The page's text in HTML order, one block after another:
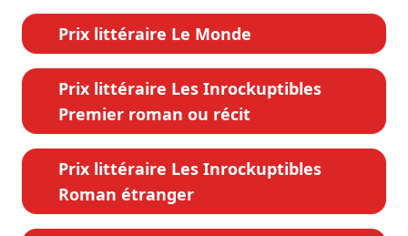
Prix littéraire Le Monde
Prix littéraire Les Inrockuptibles
Premier roman ou récit
Prix littéraire Les Inrockuptibles
Roman étranger